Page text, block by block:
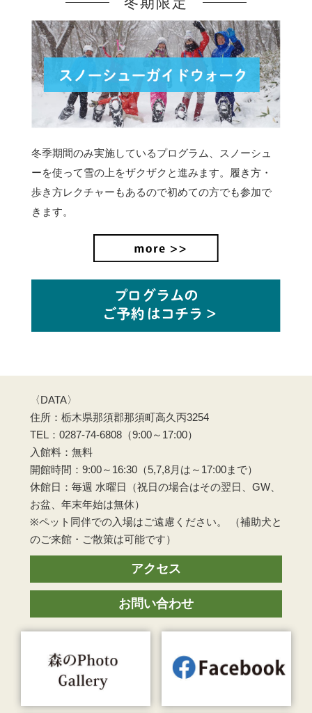
冬季期間のみ実施しているプログラム、スノーシュ
ーを使って雪の上をザクザクと進みます。
履き方・
歩き方レクチャーもあるので初めての方でも参加で
きます。
〈DATA〉
住所：栃木県那須郡那須町高久丙3254
TEL：0287-74-6808（9:00～17:00）
入館料：無料
開館時間：9:00～16:30（5,7,8月は～17:00まで）
休館日：毎週 水曜日（祝日の場合はその翌日、GW、
お盆、年末年始は無休）
※ペット同伴での入場はご遠慮ください。 （補助犬と
のご来館・ご散策は可能です）
アクセス
お問い合わせ